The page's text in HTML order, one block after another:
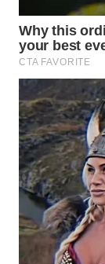
WN
INDRAMAYU
WN
KUNINGAN
WN
MAJALENGKA
WN
SUBANG
WN